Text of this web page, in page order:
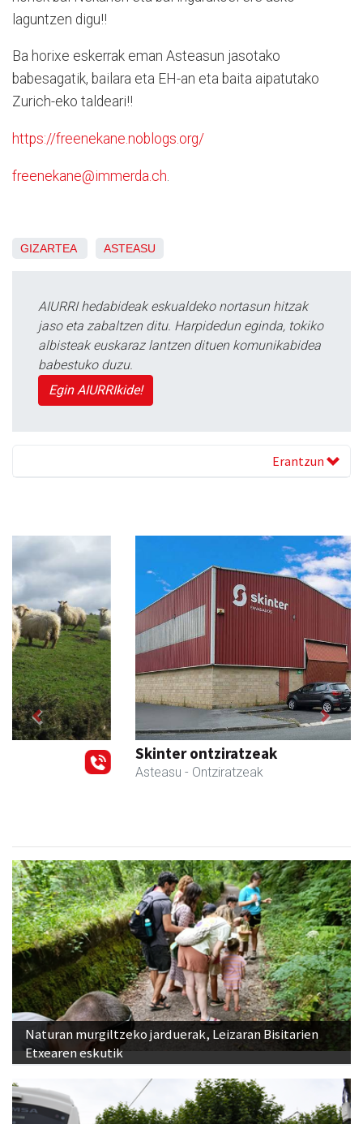
laguntzen digu!!
Ba horixe eskerrak eman Asteasun jasotako
babesagatik, bailara eta EH-an eta baita aipatutako
Zurich-eko taldeari!!
https://freenekane.noblogs.org/
freenekane@immerda.ch
GIZARTEA ASTEASU
AIURRI hedabideak eskualdeko nortasun hitzak
jaso eta zabaltzen ditu. Harpidedun eginda, tokiko
albisteak euskaraz lantzen dituen komunikabidea
babestuko duzu.
Egin AIURRIkide!
Erantzun
Skinter ontziratzeak
- Ontziratzeak
Previous Next
Naturan murgiltzeko jarduerak, Leizaran Bisitarien
Etxearen eskutik